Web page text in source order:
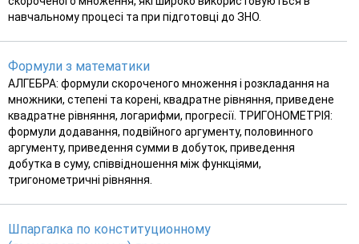
навчальному процесі та при підготовці до ЗНО.
Формули з математики
АЛГЕБРА: формули скороченого множення і розкладання на
множники, степені та корені, квадратне рівняння, приведене
квадратне рівняння, логарифми, прогресії. ТРИГОНОМЕТРІЯ:
формули додавання, подвійного аргументу, половинного
аргументу, приведення сумми в добуток, приведення
добутка в суму, співвідношення між функціями,
тригонометричні рівняння.
Шпаргалка по конституционному